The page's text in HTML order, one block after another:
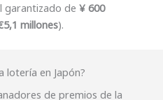
garantizado de ¥ 600
millones).
lotería en Japón?
de premios de la